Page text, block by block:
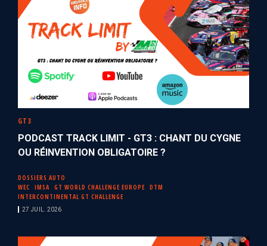
GT3
PODCAST TRACK LIMIT - GT3 : CHANT DU CYGNE
OU RÉINVENTION OBLIGATOIRE ?
DOSSIERS AUTO
WEC
IMSA GT WORLD CHALLENGE EUROPE
DTM
INTERCONTINENTAL GT CHALLENGE
27 JUIL. 2026